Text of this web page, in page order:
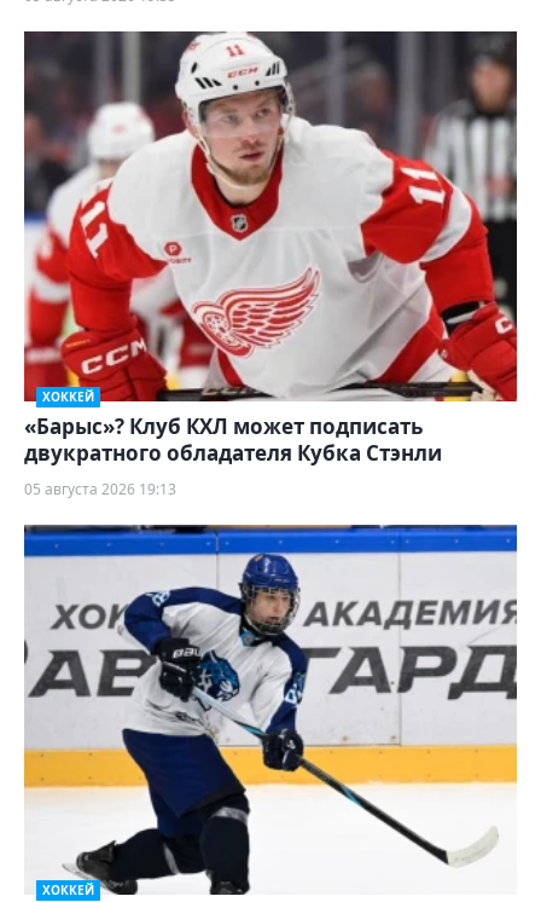
ХОККЕЙ
«Барыс»? Клуб КХЛ может подписать
двукратного обладателя Кубка Стэнли
05 августа 2026 19:13
ХОККЕЙ